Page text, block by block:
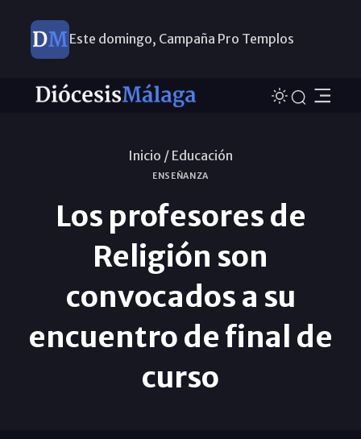
Este domingo, Campaña Pro Templos
Inicio / Educación
ENSEÑANZA
Los profesores de
Religión son
convocados a su
encuentro de final de
curso